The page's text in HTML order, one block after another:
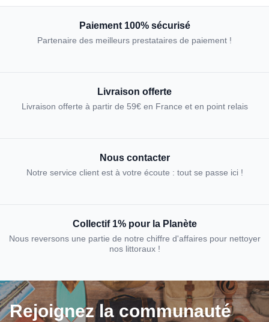
Paiement 100% sécurisé
Partenaire des meilleurs prestataires de paiement !
Livraison offerte
Livraison offerte à partir de 59€ en France et en point relais
Nous contacter
Notre service client est à votre écoute : tout se passe ici !
Collectif 1% pour la Planète
Nous reversons une partie de notre chiffre d'affaires pour nettoyer
nos littoraux !
Rejoignez la communauté